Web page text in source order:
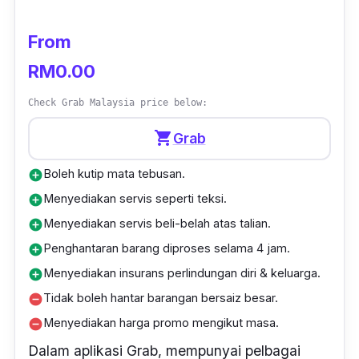
Perabot.
Barangan elektrik.
Makanan dan minuman.
Barangan pertukangan dan pembinaan.
From
RM0.00
Check Grab Malaysia price below:
shopping_cartGrab
add_circleBoleh kutip mata tebusan.
add_circleMenyediakan servis seperti teksi.
add_circleMenyediakan servis beli-belah atas talian.
add_circlePenghantaran barang diproses selama 4 jam.
add_circleMenyediakan insurans perlindungan diri & keluarga.
remove_circleTidak boleh hantar barangan bersaiz besar.
remove_circleMenyediakan harga promo mengikut masa.
Dalam aplikasi Grab, mempunyai pelbagai